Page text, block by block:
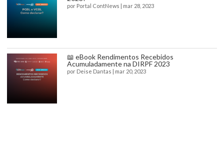
por Portal ContNews mar 28, 2023
📖 eBook Rendimentos Recebidos
Acumuladamente na DIRPF 2023
por Deise Dantas mar 20, 2023